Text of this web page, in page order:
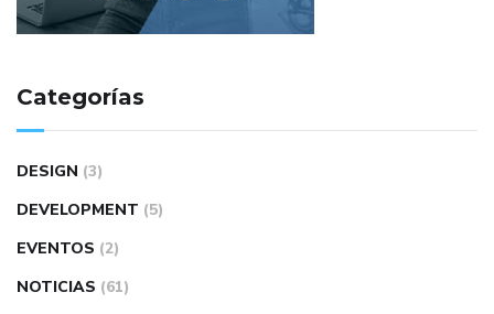
Categorías
DESIGN (3)
DEVELOPMENT (5)
EVENTOS (2)
NOTICIAS (61)